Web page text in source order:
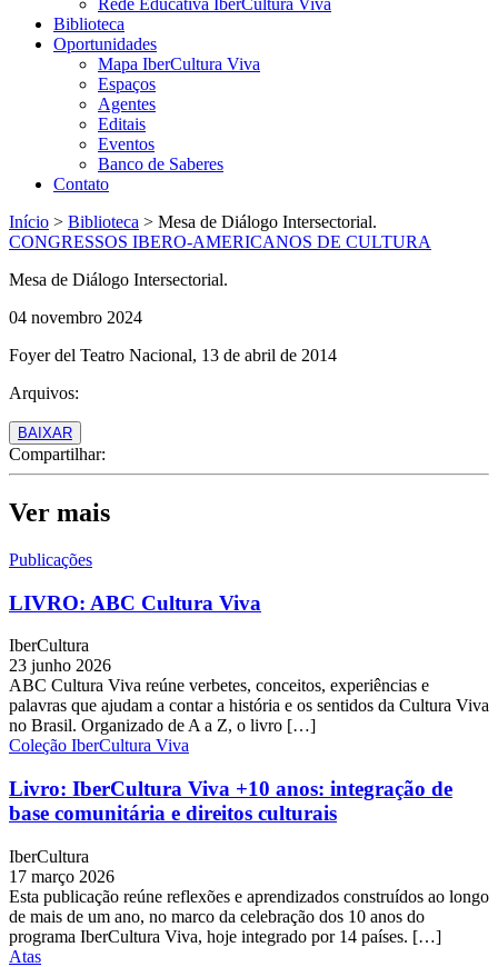
Rede Educativa IberCultura Viva
Biblioteca
Oportunidades
Mapa IberCultura Viva
Espaços
Agentes
Editais
Eventos
Banco de Saberes
Contato
Início > Biblioteca > Mesa de Diálogo Intersectorial.
CONGRESSOS IBERO-AMERICANOS DE CULTURA
Mesa de Diálogo Intersectorial.
04 novembro 2024
Foyer del Teatro Nacional, 13 de abril de 2014
Arquivos:
BAIXAR
Compartilhar:
Ver mais
Publicações
LIVRO: ABC Cultura Viva
IberCultura
23 junho 2026
ABC Cultura Viva reúne verbetes, conceitos, experiências e
palavras que ajudam a contar a história e os sentidos da Cultura Viva
no Brasil. Organizado de A a Z, o livro […]
Coleção IberCultura Viva
Livro: IberCultura Viva +10 anos: integração de
base comunitária e direitos culturais
IberCultura
17 março 2026
Esta publicação reúne reflexões e aprendizados construídos ao longo
de mais de um ano, no marco da celebração dos 10 anos do
programa IberCultura Viva, hoje integrado por 14 países. […]
Atas